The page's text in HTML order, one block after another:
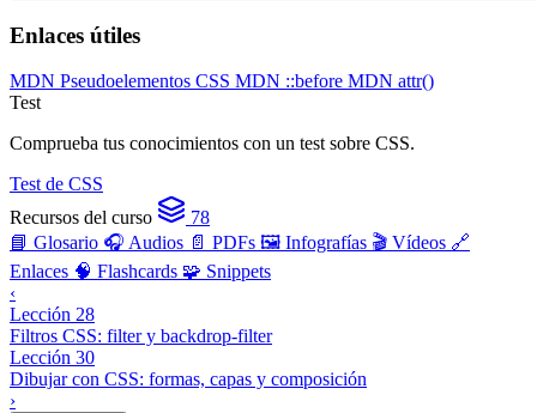
Enlaces útiles
MDN Pseudoelementos CSS MDN ::before MDN attr()
Test
Comprueba tus conocimientos con un test sobre CSS.
Test de CSS
Recursos del curso
78
📘 Glosario 🎧 Audios 📄 PDFs 🖼️ Infografías 🎬 Vídeos 🔗
Enlaces 🧠 Flashcards 🧩 Snippets
‹
Lección 28
Filtros CSS: filter y backdrop-filter
Lección 30
Dibujar con CSS: formas, capas y composición
›